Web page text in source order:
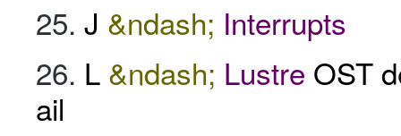
J &ndash; Interrupts
L &ndash; Lustre OST
ail